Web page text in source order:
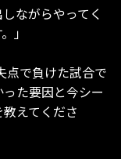
ながらやってく
」
点で負けた試合で
た要因と今シー
えてくださ